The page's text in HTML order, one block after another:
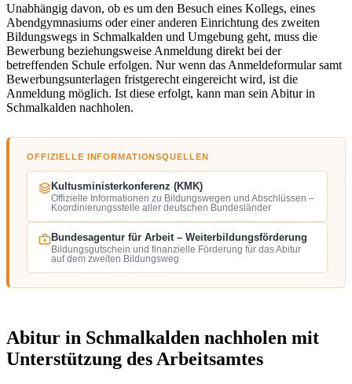
Unabhängig davon, ob es um den Besuch eines Kollegs, eines
Abendgymnasiums oder einer anderen Einrichtung des zweiten
Bildungswegs in Schmalkalden und Umgebung geht, muss die
Bewerbung beziehungsweise Anmeldung direkt bei der
betreffenden Schule erfolgen. Nur wenn das Anmeldeformular samt
Bewerbungsunterlagen fristgerecht eingereicht wird, ist die
Anmeldung möglich. Ist diese erfolgt, kann man sein Abitur in
Schmalkalden nachholen.
OFFIZIELLE INFORMATIONSQUELLEN
Kultusministerkonferenz (KMK)
Offizielle Informationen zu Bildungswegen und Abschlüssen –
Koordinierungsstelle aller deutschen Bundesländer
Bundesagentur für Arbeit – Weiterbildungsförderung
Bildungsgutschein und finanzielle Förderung für das Abitur
auf dem zweiten Bildungsweg
Abitur in Schmalkalden nachholen mit
Unterstützung des Arbeitsamtes